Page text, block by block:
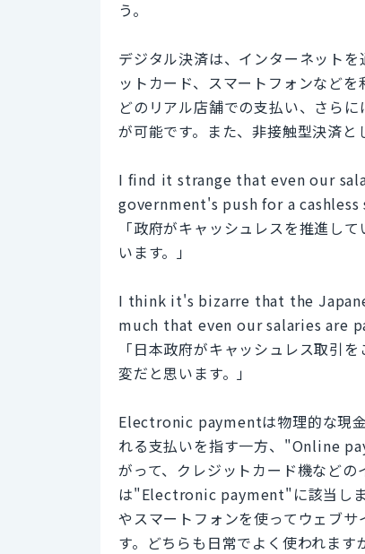
う。
デジタル決済は、インターネット
ットカード、スマートフォンなど
どのリアル店舗での支払い、さら
が可能です。また、非接触型決済と
I find it strange that even our
government's push for a cashless
「政府がキャッシュレスを推進し
います。」
I think it's bizarre that the
much that even our salaries are
「日本政府がキャッシュレス取引
変だと思います。」
Electronic paymentは物理的な現
れる支払いを指す一方、"Online
がって、クレジットカード機など
は"Electronic payment"に該当し
やスマートフォンを使ってウェブ
す。どちらも日常でよく使われます